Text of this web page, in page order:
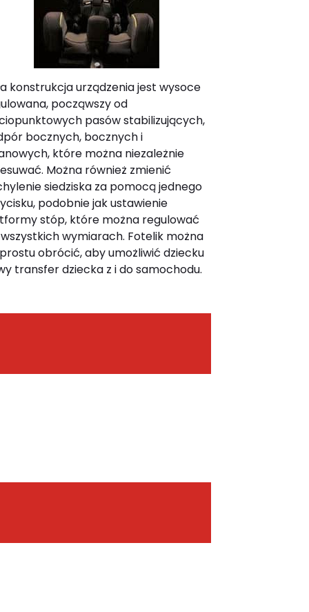
konstrukcja urządzenia jest wysoce
począwszy od
pasów stabilizujących,
bocznych, bocznych i
które można niezależnie
Można również zmienić
siedziska za pomocą jednego
podobnie jak ustawienie
stóp, które można regulować
wymiarach. Fotelik można
obrócić, aby umożliwić dziecku
transfer dziecka z i do samochodu.